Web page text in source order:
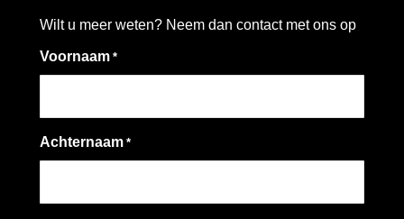
Wilt u meer weten? Neem dan contact met ons op
Voornaam *
Achternaam *